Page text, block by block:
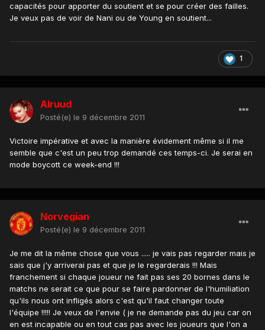
capacités pour apporter du soutient et se pour créer des failles.
Je veux pas de voir de Nani ou de Young en soutient...
1
Alruud
Posté(e) le 9 décembre 2011
Victoire impérative et avec la manière évidement même si il me
semble que c'est un peu trop demandé ces temps-ci. Je serai en
mode boycott ce week-end !!!
Norvegian
Posté(e) le 9 décembre 2011
Je me dit la même chose que vous ..... je vais pas regarder mais je
sais que j'y arriverai pas et que je le regarderais !!! Mais
franchement si chaque joueur ne fait pas ses 20 bornes dans le
matchs ne serait ce que pour se faire pardonner de l'humiliation
qu'ils nous ont infligés alors c'est qu'il faut changer toute
l'équipe !!!!! Je veux de l'envie ( je ne demande pas du jeu car on
en est incapable ou en tout cas pas avec les joueurs que l'on a